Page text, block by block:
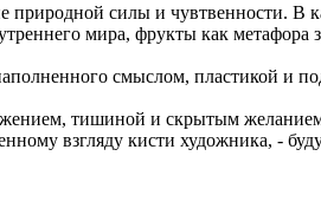
силы и чувтвенности. В
мира, фрукты как метафора
смыслом, пластикой и
тишиной и скрытым
взгляду кисти художника, -